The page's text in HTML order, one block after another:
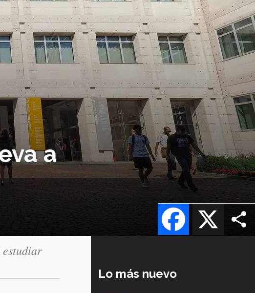
a
X
Facebook
Lo más nuevo